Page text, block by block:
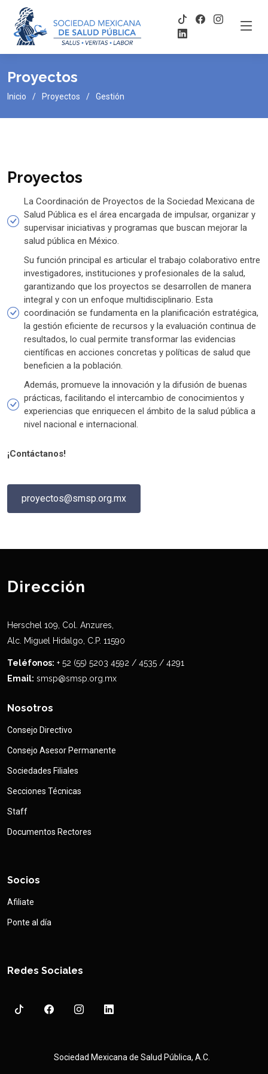
Proyectos
Inicio Proyectos Gestión
Proyectos
La Coordinación de Proyectos de la Sociedad Mexicana de
Salud Pública es el área encargada de impulsar, organizar y
supervisar iniciativas y programas que buscan mejorar la
salud pública en México.
Su función principal es articular el trabajo colaborativo entre
investigadores, instituciones y profesionales de la salud,
garantizando que los proyectos se desarrollen de manera
integral y con un enfoque multidisciplinario. Esta
coordinación se fundamenta en la planificación estratégica,
la gestión eficiente de recursos y la evaluación continua de
resultados, lo cual permite transformar las evidencias
científicas en acciones concretas y políticas de salud que
beneficien a la población.
Además, promueve la innovación y la difusión de buenas
prácticas, facilitando el intercambio de conocimientos y
experiencias que enriquecen el ámbito de la salud pública a
nivel nacional e internacional.
¡Contáctanos!
proyectos@smsp.org.mx
Dirección
Herschel 109, Col. Anzures,
Alc. Miguel Hidalgo, C.P. 11590
Teléfonos: + 52 (55) 5203 4592 / 4535 / 4291
Email: smsp@smsp.org.mx
Nosotros
Consejo Directivo
Consejo Asesor Permanente
Sociedades Filiales
Secciones Técnicas
Staff
Documentos Rectores
Socios
Afiliate
Ponte al día
Redes Sociales
Sociedad Mexicana de Salud Pública, A.C.